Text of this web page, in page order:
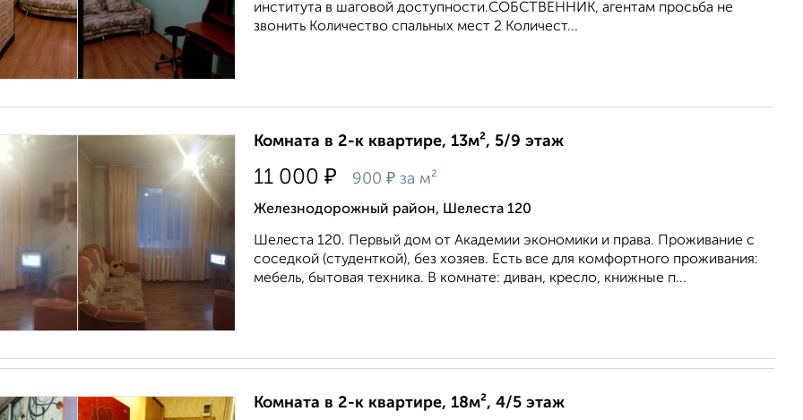
института в шаговой доступности.СОБСТВЕННИК, агентам просьба не
звонить Количество спальных мест 2 Количест...
Комната в 2-к квартире, 13м², 5/9 этаж
11 000 ₽ 900 ₽ за м²
Железнодорожный район, Шелеста 120
Шелеста 120. Первый дом от Академии экономики и права. Проживание с
соседкой (студенткой), без хозяев. Есть все для комфортного проживания:
мебель, бытовая техника. В комнате: диван, кресло, книжные п...
Комната в 2-к квартире, 18м², 4/5 этаж